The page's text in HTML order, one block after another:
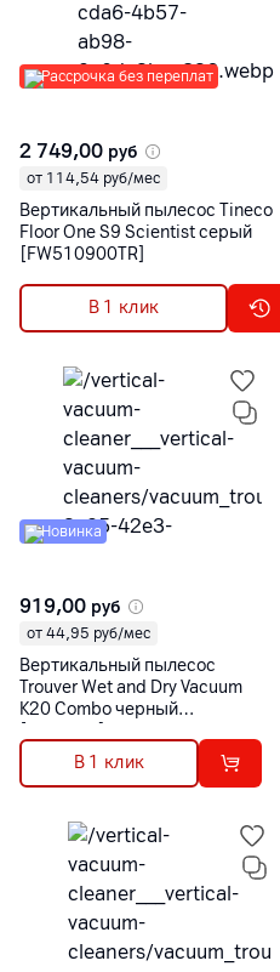
Рассрочка без переплат
2 749,00 руб
от 114,54 руб/мес
Вертикальный пылесос Tineco
Floor One S9 Scientist серый
[FW510900TR]
В 1 клик
Новинка
919,00 руб
от 44,95 руб/мес
Вертикальный пылесос
Trouver Wet and Dry Vacuum
K20 Combo черный
В 1 клик